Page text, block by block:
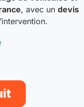
, avec un devis